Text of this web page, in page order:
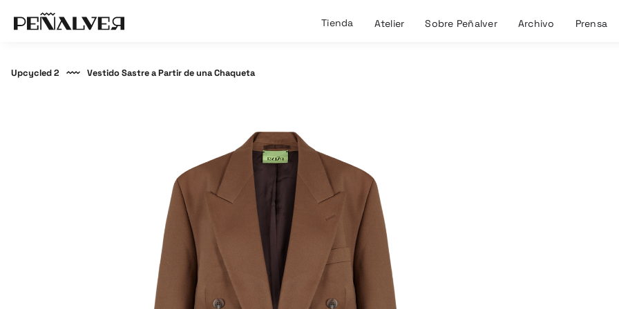
Tienda Atelier Sobre Peñalver Archivo Prensa
Upcycled 2 Vestido Sastre a Partir de una Chaqueta